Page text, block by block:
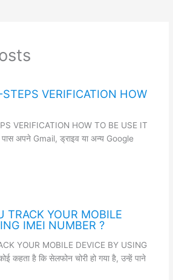
VERIFICATION HOW
VERIFICATION HOW TO BE USE IT
अपने Gmail, ड्राइव या अन्य Google
TRACK YOUR MOBILE
IMEI NUMBER ?
YOUR MOBILE DEVICE BY USING
कहता है कि सेलफोन चोरी हो गया है, उन्हें पाने